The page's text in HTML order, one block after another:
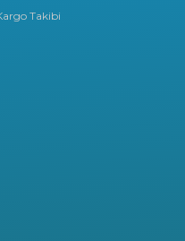
Takibi